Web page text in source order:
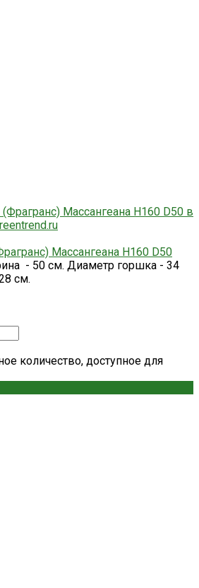
Массангеана H160 D50
- 50 см. Диаметр горшка - 34
см.
количество, доступное для